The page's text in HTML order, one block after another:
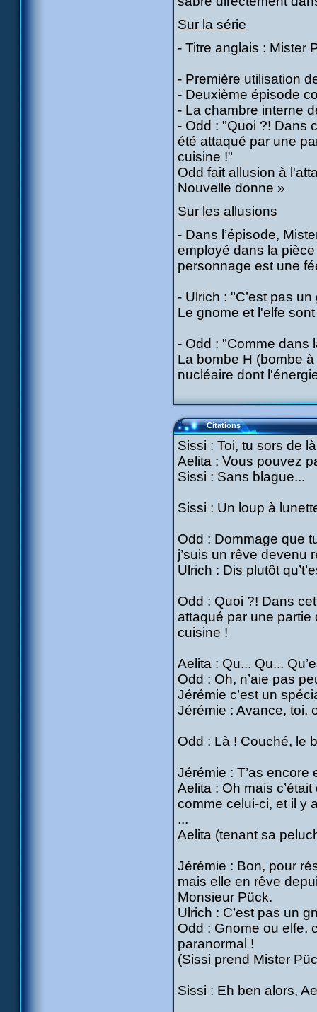
Sur la série
- Titre anglais : Mister
- Première utilisation
- Deuxième épisode
- La chambre interne
- Odd : "Quoi ?! Dans
été attaqué par une
cuisine !"
Odd fait allusion à
Nouvelle donne »
Sur les allusions
- Dans l’épisode,
employé dans la pièce
personnage est une
- Ulrich : "C’est pas
Le gnome et l'elfe
- Odd : "Comme dans
La bombe H (bombe
nucléaire dont
Citations
Sissi : Toi, tu sors de
Aelita : Vous pouvez
Sissi : Sans blague...
Sissi : Un loup à
Odd : Dommage que
j’suis un rêve devenu
Ulrich : Dis plutôt
Odd : Quoi ?! Dans
attaqué par une partie
cuisine !
Aelita : Qu... Qu...
Odd : Oh, n’aie pas
Jérémie c’est un
Jérémie : Avance, toi,
Odd : Là ! Couché, le
Jérémie : T’as encore
Aelita : Oh mais
comme celui-ci, et il y
...
Aelita (tenant sa
Jérémie : Bon, pour
mais elle en rêve
Monsieur Pück.
Ulrich : C’est pas un
Odd : Gnome ou elfe,
paranormal !
(Sissi prend Mister
Sissi : Eh ben alors,